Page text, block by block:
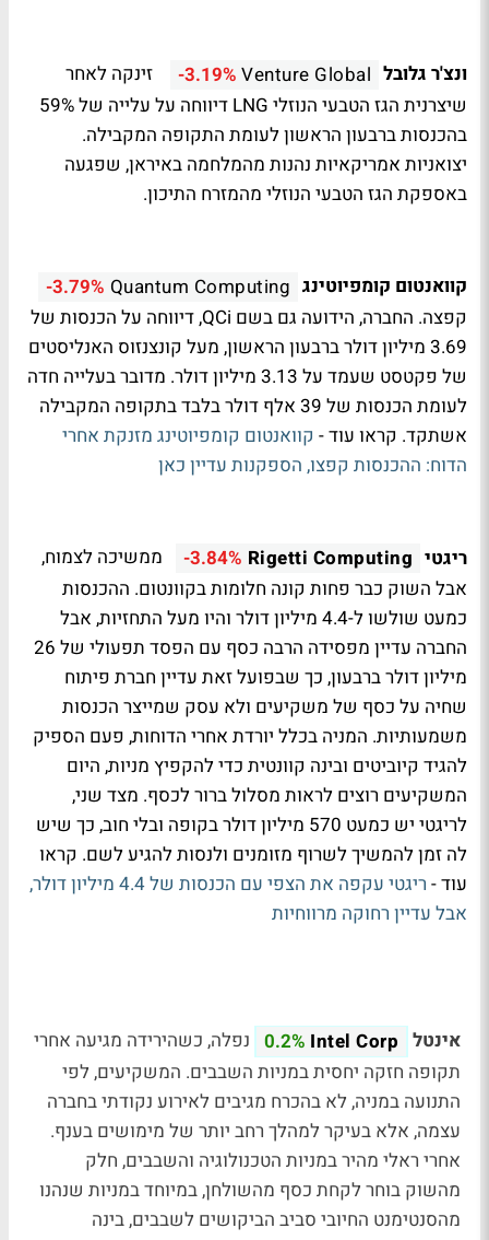
ונצ'ר גלובל Venture Global
-3.19%
זינקה לאחר
שיצרנית הגז הטבעי הנוזלי LNG דיווחה על עלייה של 59%
בהכנסות ברבעון הראשון לעומת התקופה המקבילה.
יצואניות אמריקאיות נהנות מהמלחמה באיראן, שפגעה
באספקת הגז הטבעי הנוזלי מהמזרח התיכון.
קוואנטום קומפיוטינג Quantum Computing
-3.79%
קפצה. החברה, הידועה גם בשם QCi, דיווחה על הכנסות של
3.69 מיליון דולר ברבעון הראשון, מעל קונצנזוס האנליסטים
של פקטסט שעמד על 3.13 מיליון דולר. מדובר בעלייה חדה
לעומת הכנסות של 39 אלף דולר בלבד בתקופה המקבילה
אשתקד. קראו עוד - קוואנטום קומפיוטינג מזנקת אחרי
הדוח: ההכנסות קפצו, הספקנות עדיין כאן
ריגטי Rigetti Computing
-3.84%
ממשיכה לצמוח,
אבל השוק כבר פחות קונה חלומות בקוונטום. ההכנסות
כמעט שולשו ל-4.4 מיליון דולר והיו מעל התחזיות, אבל
החברה עדיין מפסידה הרבה כסף עם הפסד תפעולי של 26
מיליון דולר ברבעון, כך שבפועל זאת עדיין חברת פיתוח
שחיה על כסף של משקיעים ולא עסק שמייצר הכנסות
משמעותיות. המניה בכלל יורדת אחרי הדוחות, פעם הספיק
להגיד קיוביטים ובינה קוונטית כדי להקפיץ מניות, היום
המשקיעים רוצים לראות מסלול ברור לכסף. מצד שני,
לריגטי יש כמעט 570 מיליון דולר בקופה ובלי חוב, כך שיש
לה זמן להמשיך לשרוף מזומנים ולנסות להגיע לשם. קראו
עוד -
ריגטי עקפה את הצפי עם הכנסות של 4.4 מיליון דולר,
אבל עדיין רחוקה מרווחיות
אינטל Intel Corp
0.2% נפלה, כשהירידה מגיעה אחרי
תקופה חזקה יחסית במניות השבבים. המשקיעים, לפי
התנועה במניה, לא בהכרח מגיבים לאירוע נקודתי בחברה
עצמה, אלא בעיקר למהלך רחב יותר של מימושים בענף.
אחרי ראלי מהיר במניות הטכנולוגיה והשבבים, חלק
מהשוק בוחר לקחת כסף מהשולחן, במיוחד במניות שנהנו
מהסנטימנט החיובי סביב הביקושים לשבבים, בינה